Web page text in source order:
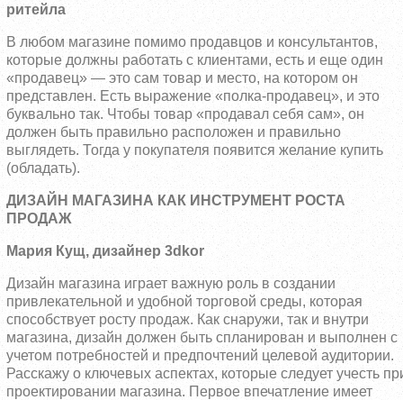
ритейла
В любом магазине помимо продавцов и консультантов,
которые должны работать с клиентами, есть и еще один
«продавец» — это сам товар и место, на котором он
представлен. Есть выражение «полка-продавец», и это
буквально так. Чтобы товар «продавал себя сам», он
должен быть правильно расположен и правильно
выглядеть. Тогда у покупателя появится желание купить
(обладать).
ДИЗАЙН МАГАЗИНА КАК ИНСТРУМЕНТ РОСТА
ПРОДАЖ
Мария Кущ, дизайнер 3dkor
Дизайн магазина играет важную роль в создании
привлекательной и удобной торговой среды, которая
способствует росту продаж. Как снаружи, так и внутри
магазина, дизайн должен быть спланирован и выполнен с
учетом потребностей и предпочтений целевой аудитории.
Расскажу о ключевых аспектах, которые следует учесть
проектировании магазина. Первое впечатление имеет